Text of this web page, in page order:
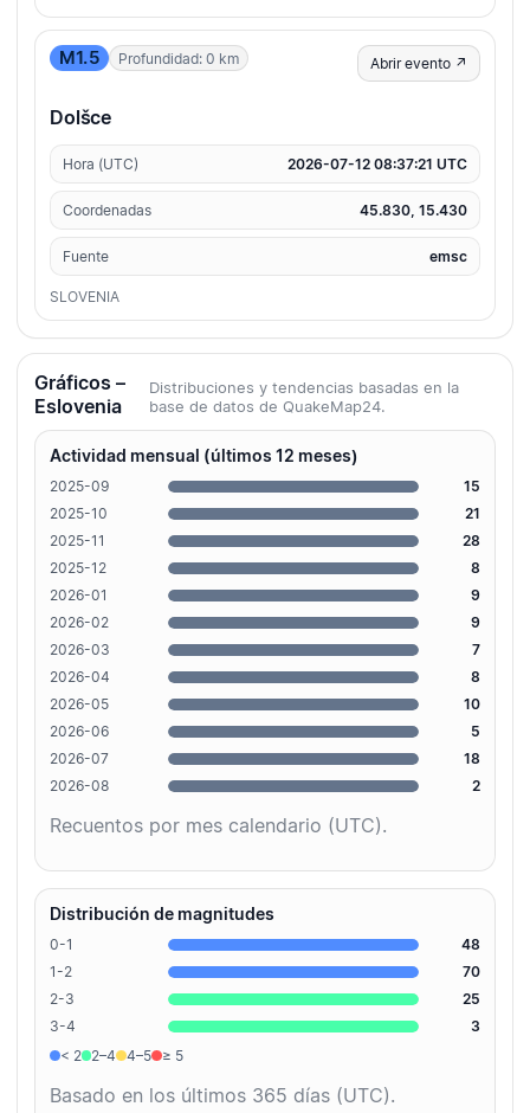
M1.5 Profundidad: 0 km Abrir evento ↗
Dolšce
Hora (UTC) 2026-07-12 08:37:21 UTC
Coordenadas 45.830, 15.430
Fuente emsc
SLOVENIA
Gráficos –
Eslovenia
Distribuciones y tendencias basadas en la
base de datos de QuakeMap24.
Actividad mensual (últimos 12 meses)
2025-09
15
2025-10
21
2025-11
28
2025-12
8
2026-01
9
2026-02
9
2026-03
7
2026-04
8
2026-05
10
2026-06
5
2026-07
18
2026-08
2
Recuentos por mes calendario (UTC).
Distribución de magnitudes
0-1
48
1-2
70
2-3
25
3-4
3
< 2
2–4 4–5 ≥ 5
Basado en los últimos 365 días (UTC).